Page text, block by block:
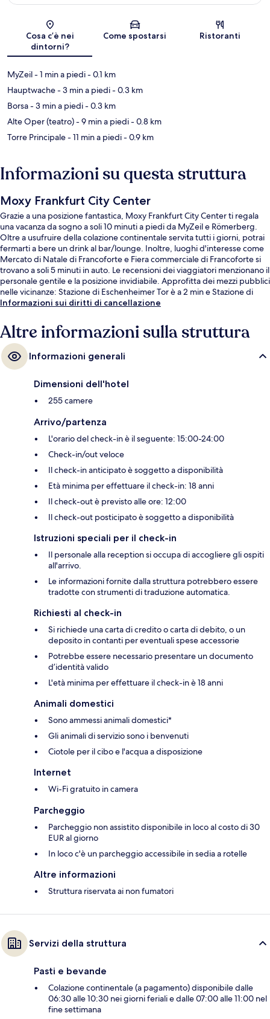
Mappa
Cosa c’è nei
dintorni?
Come spostarsi Ristoranti
MyZeil- 1 min a piedi- 0.1 km
Hauptwache- 3 min a piedi- 0.3 km
Borsa- 3 min a piedi- 0.3 km
Alte Oper (teatro)- 9 min a piedi- 0.8 km
Torre Principale- 11 min a piedi- 0.9 km
Informazioni su questa struttura
Moxy Frankfurt City Center
Grazie a una posizione fantastica, Moxy Frankfurt City Center ti regala
una vacanza da sogno a soli 10 minuti a piedi da MyZeil e Römerberg.
Oltre a usufruire della colazione continentale servita tutti i giorni, potrai
fermarti a bere un drink al bar/lounge. Inoltre, luoghi d'interesse come
Mercato di Natale di Francoforte e Fiera commerciale di Francoforte si
trovano a soli 5 minuti in auto. Le recensioni dei viaggiatori menzionano il
personale gentile e la posizione invidiabile. Approfitta dei mezzi pubblici
nelle vicinanze: Stazione di Eschenheimer Tor è a 2 min e Stazione di
Francoforte sul Meno-Hauptwache a 4 min a piedi.
Informazioni sui diritti di cancellazione
Altre informazioni sulla struttura
Informazioni generali
Dimensioni dell'hotel
255 camere
Arrivo/partenza
L'orario del check-in è il seguente: 15:00-24:00
Check-in/out veloce
Il check-in anticipato è soggetto a disponibilità
Età minima per effettuare il check-in: 18 anni
Il check-out è previsto alle ore: 12:00
Il check-out posticipato è soggetto a disponibilità
Istruzioni speciali per il check-in
Il personale alla reception si occupa di accogliere gli ospiti
all'arrivo.
Le informazioni fornite dalla struttura potrebbero essere
tradotte con strumenti di traduzione automatica.
Richiesti al check-in
Si richiede una carta di credito o carta di debito, o un
deposito in contanti per eventuali spese accessorie
Potrebbe essere necessario presentare un documento
d’identità valido
L'età minima per effettuare il check-in è 18 anni
Animali domestici
Sono ammessi animali domestici*
Gli animali di servizio sono i benvenuti
Ciotole per il cibo e l'acqua a disposizione
Internet
Wi-Fi gratuito in camera
Parcheggio
Parcheggio non assistito disponibile in loco al costo di 30
EUR al giorno
In loco c'è un parcheggio accessibile in sedia a rotelle
Altre informazioni
Struttura riservata ai non fumatori
Servizi della struttura
Pasti e bevande
Colazione continentale (a pagamento) disponibile dalle
06:30 alle 10:30 nei giorni feriali e dalle 07:00 alle 11:00 nel
fine settimana